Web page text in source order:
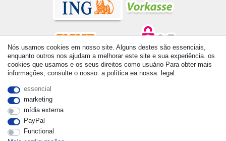
© Copyright 2026 | Todos os direitos reservados. - All rights
reserved. Prices incl. VAT. 19% VAT Basic prices see article detail
Nós usamos cookies em nosso site. Alguns destes são essenciais,
enquanto outros nos ajudam a melhorar este site e sua experiência. os
cookies que usamos e os seus direitos como usuário Para obter mais
informações, consulte o nosso: a política ea nossa: legal.
essencial
marketing
mídia externa
PayPal
Functional